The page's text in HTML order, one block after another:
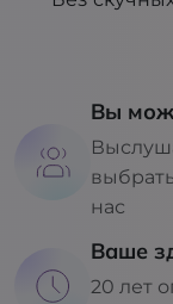
Вы
нас
Ваше
20 лет